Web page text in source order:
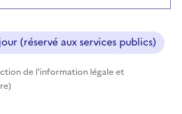
(réservé aux services publics)
de l'information légale et